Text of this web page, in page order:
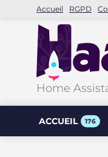
Accueil RGPD
Home
ACCUEIL 176